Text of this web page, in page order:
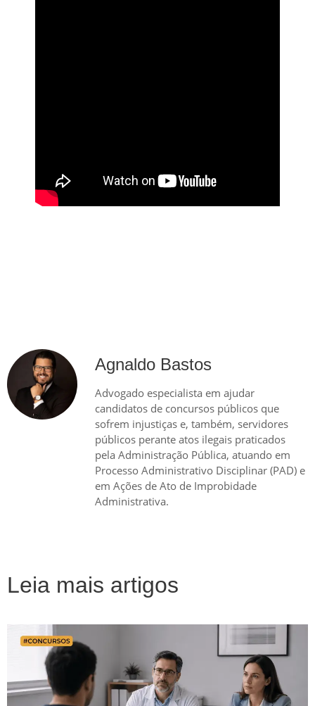
Agnaldo Bastos
Advogado especialista em ajudar
candidatos de concursos públicos que
sofrem injustiças e, também, servidores
públicos perante atos ilegais praticados
pela Administração Pública, atuando em
Processo Administrativo Disciplinar (PAD) e
em Ações de Ato de Improbidade
Administrativa.
Leia mais artigos